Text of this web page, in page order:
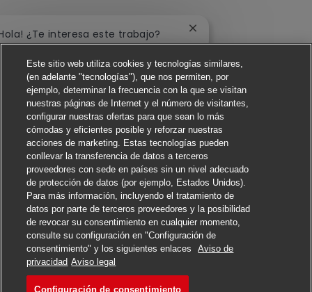
Solicitar
Este sitio web utiliza cookies y tecnologías similares,
(en adelante "tecnologías"), que nos permiten, por
ejemplo, determinar la frecuencia con la que se visitan
nuestras páginas de Internet y el número de visitantes,
configurar nuestras ofertas para que sean lo más
cómodas y eficientes posible y reforzar nuestras
acciones de marketing. Estas tecnologías pueden
conllevar la transferencia de datos a terceros
proveedores con sede en países sin un nivel adecuado
de protección de datos (por ejemplo, Estados Unidos).
Para más información, incluyendo el tratamiento de
datos por parte de terceros proveedores y la posibilidad
de revocar su consentimiento en cualquier momento,
consulte su configuración en "Configuración de
consentimiento" y los siguientes enlaces
Aviso de
privacidad Aviso legal
Configuración de consentimiento
¿Te interesa este trabajo? Cerrar notificación de
Me interesa
Buscar trabajos similares